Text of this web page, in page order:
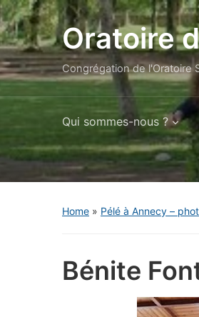
Oratoire
Congrégation de l'Oratoire
Qui sommes-nous ?
Home » Pélé à Annecy –
Bénite